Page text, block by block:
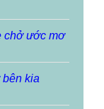
chở ước mơ
kia